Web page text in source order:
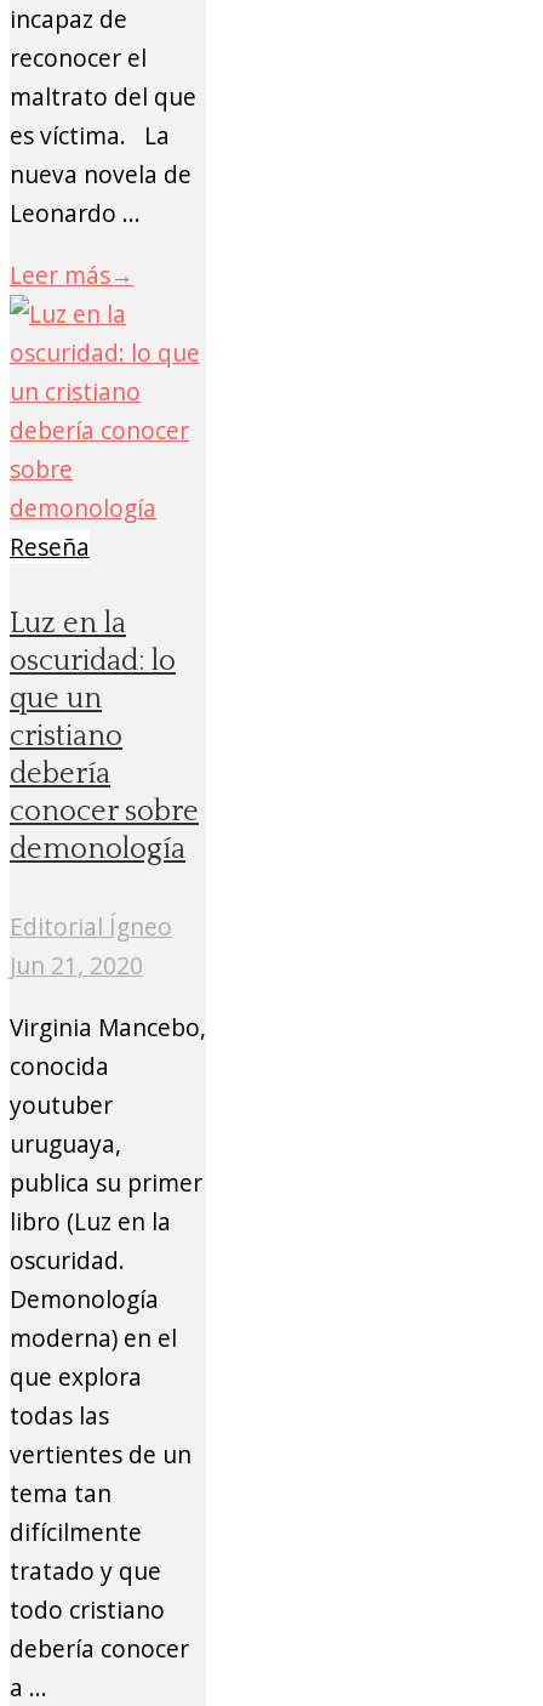
incapaz de
reconocer el
maltrato del que
es víctima. La
nueva novela de
Leonardo ...
Leer más→
Reseña
Luz en la
oscuridad: lo
que un
cristiano
debería
conocer sobre
demonología
Editorial Ígneo
Jun 21, 2020
Virginia Mancebo,
conocida
youtuber
uruguaya,
publica su primer
libro (Luz en la
oscuridad.
Demonología
moderna) en el
que explora
todas las
vertientes de un
tema tan
difícilmente
tratado y que
todo cristiano
debería conocer
a ...